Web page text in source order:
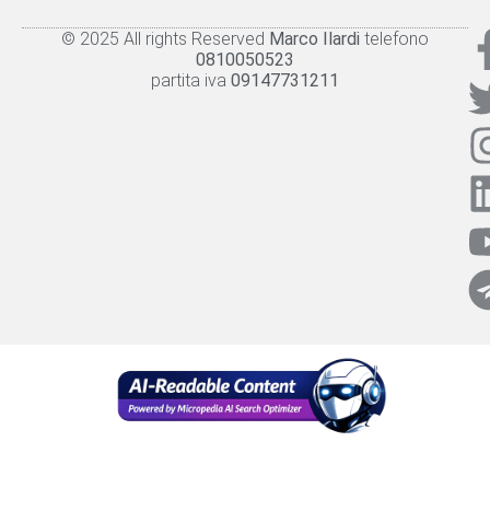
© 2025 All rights Reserved Marco Ilardi telefono
0810050523
partita iva 09147731211